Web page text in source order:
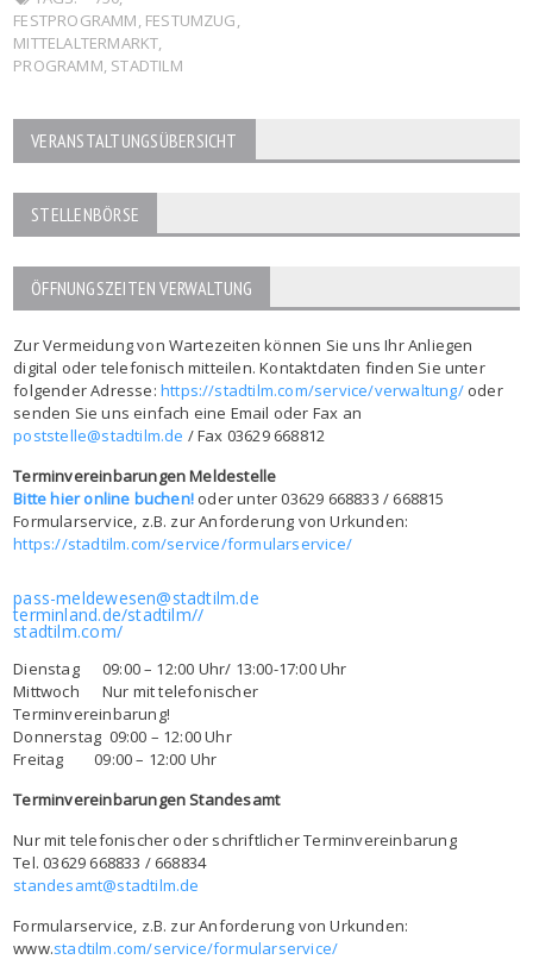
FESTPROGRAMM, FESTUMZUG,
MITTELALTERMARKT,
PROGRAMM, STADTILM
VERANSTALTUNGSÜBERSICHT
STELLENBÖRSE
ÖFFNUNGSZEITEN VERWALTUNG
Zur Vermeidung von Wartezeiten können Sie uns Ihr Anliegen
digital oder telefonisch mitteilen. Kontaktdaten finden Sie unter
folgender Adresse: https://stadtilm.com/service/verwaltung/oder
senden Sie uns einfach eine Email oder Fax an
poststelle@stadtilm.de / Fax 03629 668812
Terminvereinbarungen Meldestelle
Bitte hier online buchen! oder unter 03629 668833 / 668815
Formularservice, z.B. zur Anforderung von Urkunden:
https://stadtilm.com/service/formularservice/
pass-meldewesen@stadtilm.de
terminland.de/stadtilm//
stadtilm.com/
Dienstag 09:00 – 12:00 Uhr/ 13:00-17:00 Uhr
Mittwoch Nur mit telefonischer
Terminvereinbarung!
Donnerstag 09:00 – 12:00 Uhr
Freitag 09:00 – 12:00 Uhr
Terminvereinbarungen Standesamt
Nur mit telefonischer oder schriftlicher Terminvereinbarung
Tel. 03629 668833 / 668834
standesamt@stadtilm.de
Formularservice, z.B. zur Anforderung von Urkunden:
www.stadtilm.com/service/formularservice/